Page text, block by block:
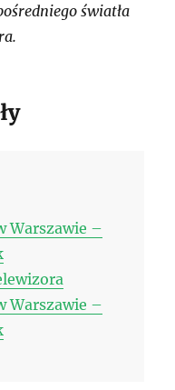
światła
Warszawie –
Warszawie –